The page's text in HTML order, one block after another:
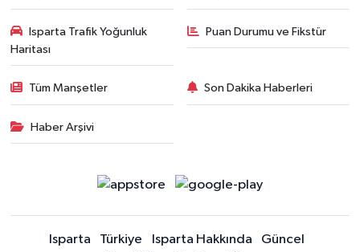
Isparta Trafik Yoğunluk
Haritası
Puan Durumu ve Fikstür
Tüm Manşetler Son Dakika Haberleri
Haber Arşivi
Isparta Türkiye Isparta Hakkında
Güncel